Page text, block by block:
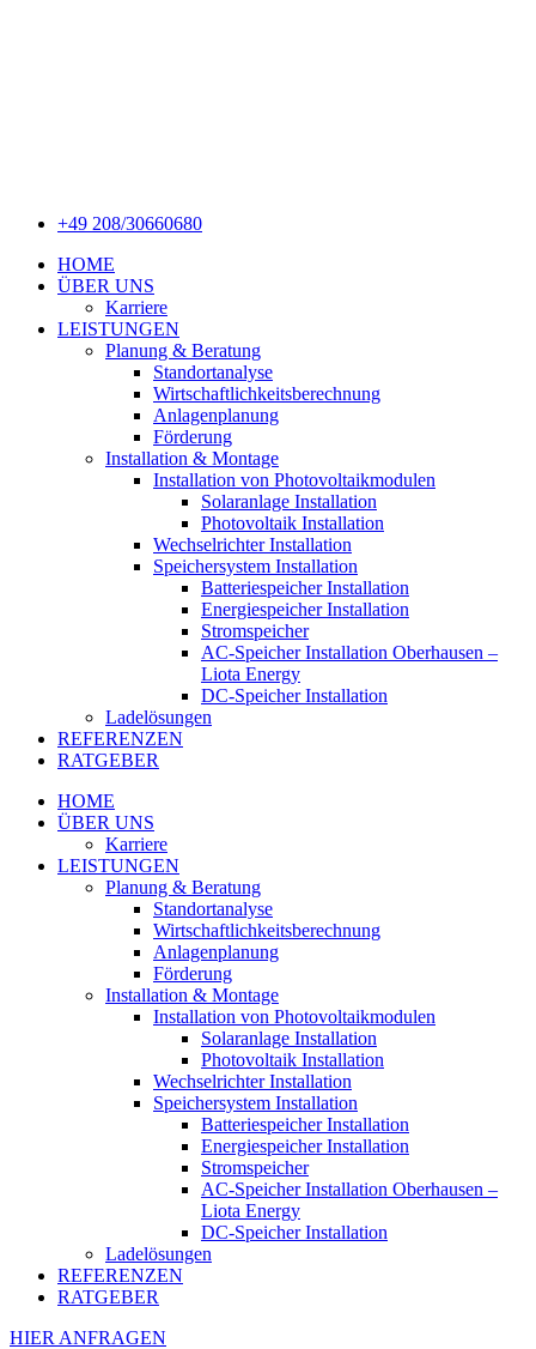
+49 208/30660680
HOME
ÜBER UNS
Karriere
LEISTUNGEN
Planung & Beratung
Standortanalyse
Wirtschaftlichkeitsberechnung
Anlagenplanung
Förderung
Installation & Montage
Installation von Photovoltaikmodulen
Solaranlage Installation
Photovoltaik Installation
Wechselrichter Installation
Speichersystem Installation
Batteriespeicher Installation
Energiespeicher Installation
Stromspeicher
AC-Speicher Installation Oberhausen –
Liota Energy
DC-Speicher Installation
Ladelösungen
REFERENZEN
RATGEBER
HOME
ÜBER UNS
Karriere
LEISTUNGEN
Planung & Beratung
Standortanalyse
Wirtschaftlichkeitsberechnung
Anlagenplanung
Förderung
Installation & Montage
Installation von Photovoltaikmodulen
Solaranlage Installation
Photovoltaik Installation
Wechselrichter Installation
Speichersystem Installation
Batteriespeicher Installation
Energiespeicher Installation
Stromspeicher
AC-Speicher Installation Oberhausen –
Liota Energy
DC-Speicher Installation
Ladelösungen
REFERENZEN
RATGEBER
HIER ANFRAGEN